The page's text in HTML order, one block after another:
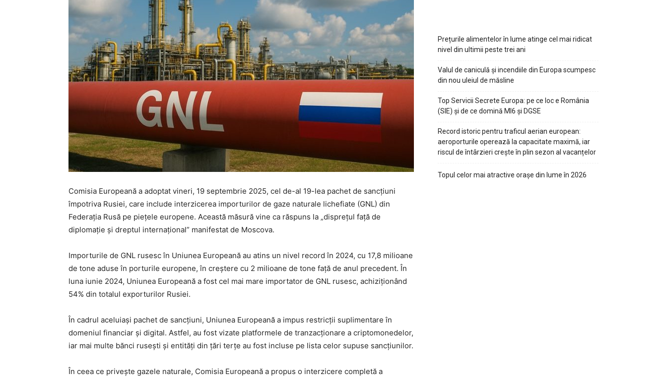
Comisia Europeană a adoptat vineri, 19 septembrie 2025, cel de-al 19-lea pachet de sancțiuni
împotriva Rusiei, care include interzicerea importurilor de gaze naturale lichefiate (GNL) din
Federația Rusă pe piețele europene. Această măsură vine ca răspuns la „disprețul față de
diplomație și dreptul internațional” manifestat de Moscova.
Importurile de GNL rusesc în Uniunea Europeană au atins un nivel record în 2024, cu 17,8 milioane
de tone aduse în porturile europene, în creștere cu 2 milioane de tone față de anul precedent. În
luna iunie 2024, Uniunea Europeană a fost cel mai mare importator de GNL rusesc, achiziționând
54% din totalul exporturilor Rusiei.
În cadrul aceluiași pachet de sancțiuni, Uniunea Europeană a impus restricții suplimentare în
domeniul financiar și digital. Astfel, au fost vizate platformele de tranzacționare a criptomonedelor,
iar mai multe bănci rusești și entități din țări terțe au fost incluse pe lista celor supuse sancțiunilor.
În ceea ce privește gazele naturale, Comisia Europeană a propus o interzicere completă a
Prețurile alimentelor în lume atinge cel mai ridicat
nivel din ultimii peste trei ani
Valul de caniculă și incendiile din Europa scumpesc
din nou uleiul de măsline
Top Servicii Secrete Europa: pe ce loc e România
(SIE) și de ce domină MI6 și DGSE
Record istoric pentru traficul aerian european:
aeroporturile operează la capacitate maximă, iar
riscul de întârzieri crește în plin sezon al vacanțelor
Topul celor mai atractive orașe din lume în 2026